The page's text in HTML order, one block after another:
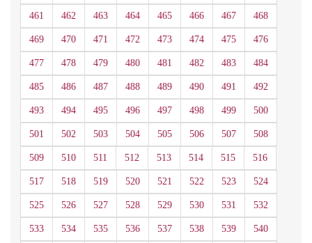
461 462 463 464 465 466 467 468
469 470 471 472 473 474 475 476
477 478 479 480 481 482 483 484
485 486 487 488 489 490 491 492
493 494 495 496 497 498 499 500
501 502 503 504 505 506 507 508
509 510 511 512 513 514 515 516
517 518 519 520 521 522 523 524
525 526 527 528 529 530 531 532
533 534 535 536 537 538 539 540